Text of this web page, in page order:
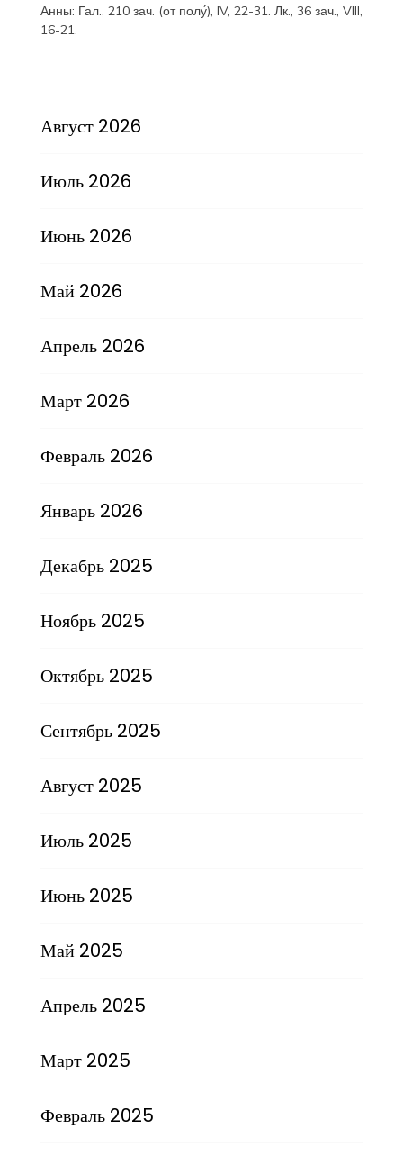
Анны: Гал., 210 зач. (от полу́), IV, 22-31. Лк., 36 зач., VIII,
16-21.
Август 2026
Июль 2026
Июнь 2026
Май 2026
Апрель 2026
Март 2026
Февраль 2026
Январь 2026
Декабрь 2025
Ноябрь 2025
Октябрь 2025
Сентябрь 2025
Август 2025
Июль 2025
Июнь 2025
Май 2025
Апрель 2025
Март 2025
Февраль 2025